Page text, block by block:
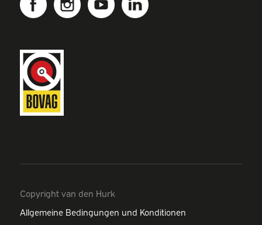
Copyright van den Hurk
Allgemeine Bedingungen und Konditionen